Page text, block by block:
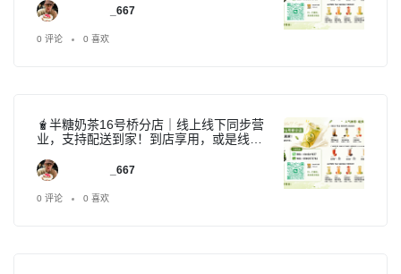
便。🚚免费配送规则：▫️满3杯｜3公里内免
费配送▫️满5杯｜6公里内免费配送▫️满8杯｜
10公里内免费配送▫️10杯及以上｜可安排远
门，三种方式随心选～
_667
0 评论 0 喜欢
🧋半糖奶茶16号桥分店｜线上线下同步营
业，支持配送到家！到店享用，或是线上
便。🚚免费配送规则：▫️满3杯｜3公里内免
费配送▫️满5杯｜6公里内免费配送▫️满8杯｜
10公里内免费配送▫️10杯及以上｜可安排远
_667
0 评论 0 喜欢